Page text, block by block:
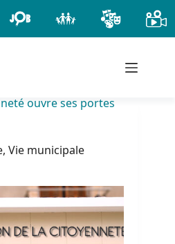
ouvre ses portes
, Vie municipale